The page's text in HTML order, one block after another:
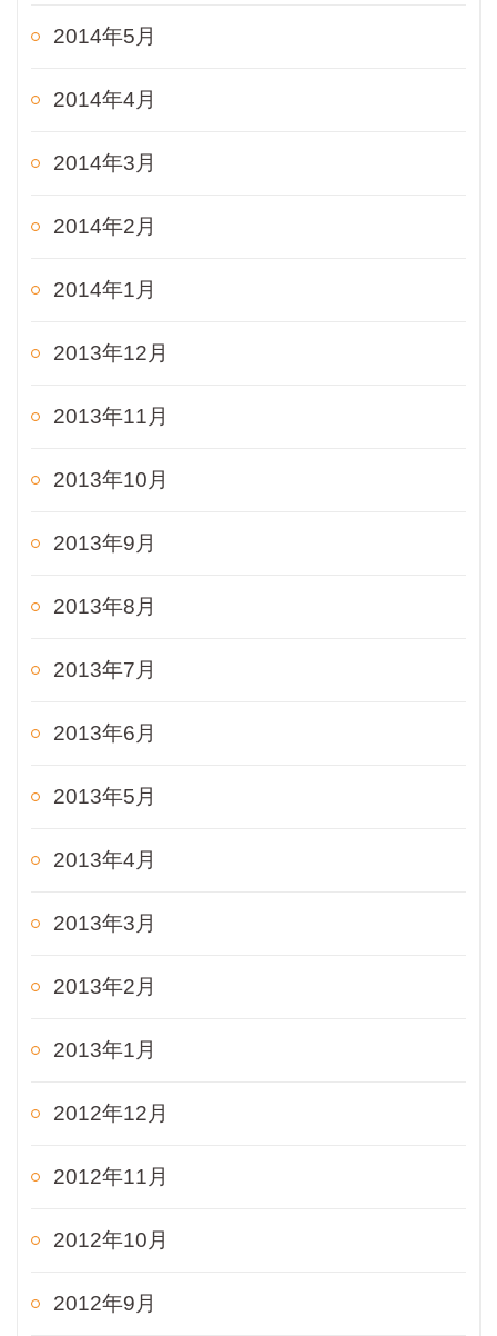
2014年5月
2014年4月
2014年3月
2014年2月
2014年1月
2013年12月
2013年11月
2013年10月
2013年9月
2013年8月
2013年7月
2013年6月
2013年5月
2013年4月
2013年3月
2013年2月
2013年1月
2012年12月
2012年11月
2012年10月
2012年9月